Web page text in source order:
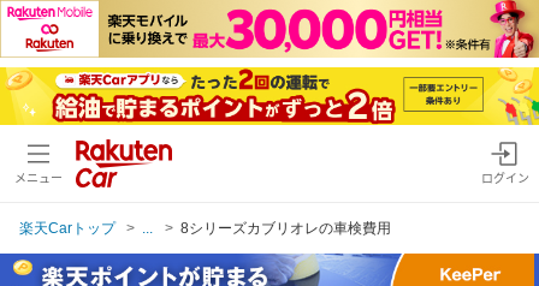
メニュー ログイン
楽天Carトップ 8シリーズカブリオレの車検費用